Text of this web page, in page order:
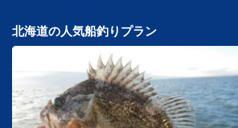
北海道の人気船釣りプラン